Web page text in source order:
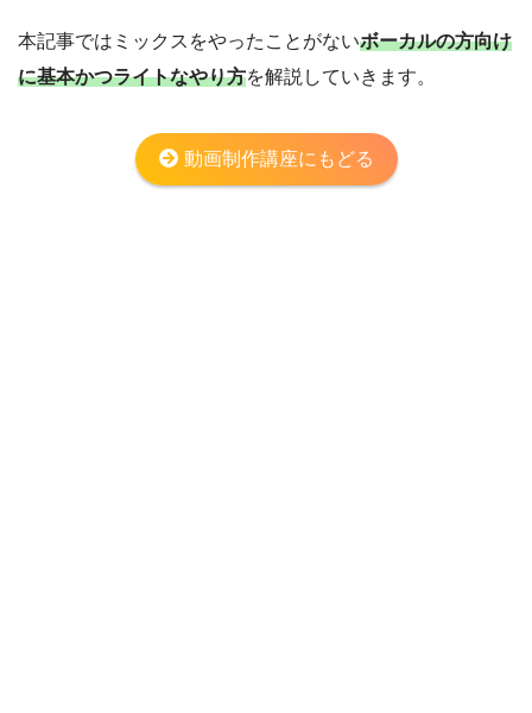
本記事ではミックスをやったことがないボーカルの方向け
に基本かつライトなやり方を解説していきます。
動画制作講座にもどる